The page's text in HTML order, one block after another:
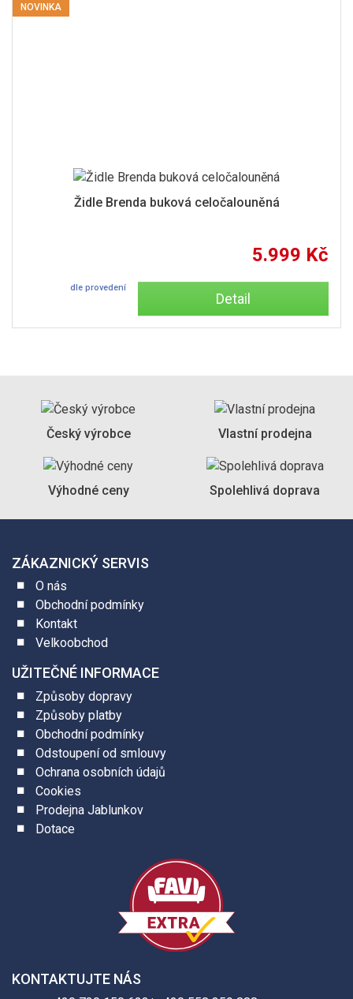
Židle Brenda buková celočalouněná
5.999 Kč
dle provedení
Detail
NOVINKA
Český výrobce Vlastní prodejna
Výhodné ceny Spolehlivá doprava
ZÁKAZNICKÝ SERVIS
O nás
Obchodní podmínky
Kontakt
Velkoobchod
UŽITEČNÉ INFORMACE
Způsoby dopravy
Způsoby platby
Obchodní podmínky
Odstoupení od smlouvy
Ochrana osobních údajů
Cookies
Prodejna Jablunkov
Dotace
KONTAKTUJTE NÁS